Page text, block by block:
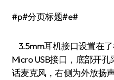
#p#分页标题#e#
3.5mm耳机接口设置在
Micro USB接口，底部开
话麦克风，右侧为外放扬声